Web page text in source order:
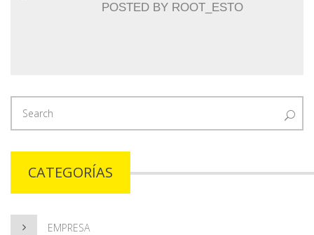
POSTED BY ROOT_ESTO
CATEGORÍAS
EMPRESA